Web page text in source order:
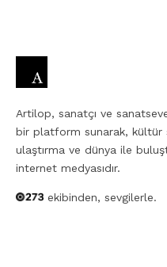
Artilop, sanatçı ve
bir platform sunarak, kültür
ulaştırma ve dünya ile
internet medyasıdır.
ekibinden, sevgilerle.